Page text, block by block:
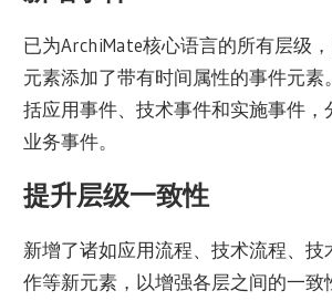
已为ArchiMate核心语言的所有层级
元素添加了带有时间属性的事件元素
括应用事件、技术事件和实施事件，
业务事件。
提升层级一致性
新增了诸如应用流程、技术流程、技
作等新元素，以增强各层之间的一致